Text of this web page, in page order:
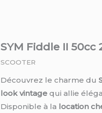
SYM Fiddle II 50cc
SCOOTER
Découvrez le charme du
look vintage qui allie
Disponible à la location